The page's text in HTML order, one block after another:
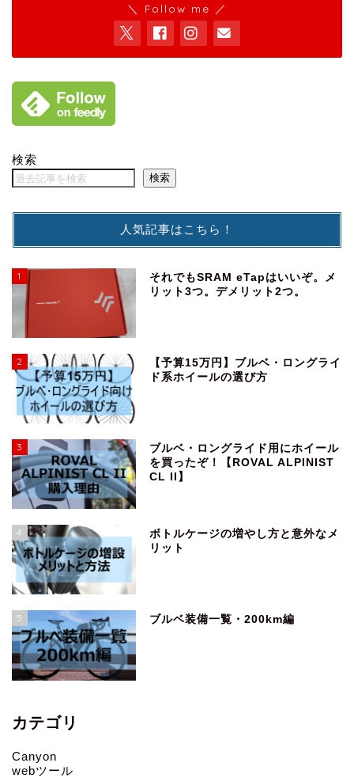
＼ Follow me ／
検索
検索
人気記事はこちら！
1
それでもSRAM eTapはいいぞ。メ
リット3つ。デメリット2つ。
2
【予算15万円】ブルベ・ロングライ
ド系ホイールの選び方
3
ブルベ・ロングライド用にホイール
を買ったぞ！【ROVAL ALPINIST
CL II】
4
ボトルケージの増やし方と意外なメ
リット
5 ブルベ装備一覧・200km編
カテゴリ
Canyon
webツール